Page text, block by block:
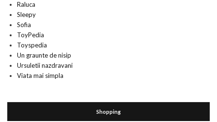
Raluca
Sleepy
Sofia
ToyPedia
Toyspedia
Un graunte de nisip
Ursuletii nazdravani
Viata mai simpla
Shopping